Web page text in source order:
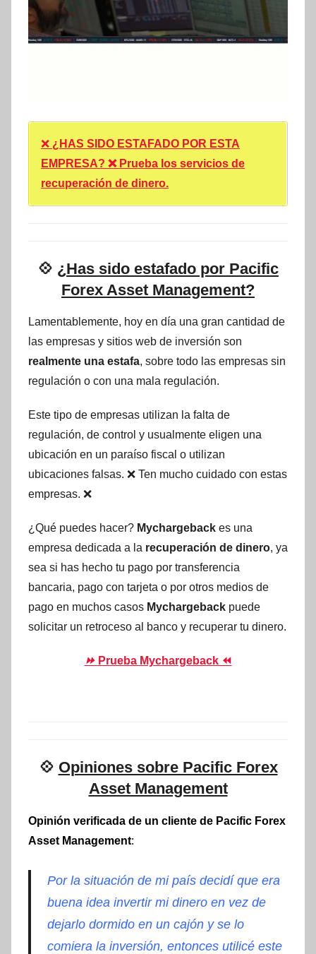
❌ ¿HAS SIDO ESTAFADO POR ESTA
EMPRESA? ❌ Prueba los servicios de
recuperación de dinero.
💠 ¿Has sido estafado por Pacific
Forex Asset Management?
Lamentablemente, hoy en día una gran cantidad de
las empresas y sitios web de inversión son
realmente una estafa, sobre todo las empresas sin
regulación o con una mala regulación.
Este tipo de empresas utilizan la falta de
regulación, de control y usualmente eligen una
ubicación en un paraíso fiscal o utilizan
ubicaciones falsas. ❌ Ten mucho cuidado con estas
empresas. ❌
¿Qué puedes hacer? Mychargeback es una
empresa dedicada a la recuperación de dinero, ya
sea si has hecho tu pago por transferencia
bancaria, pago con tarjeta o por otros medios de
pago en muchos casos Mychargeback puede
solicitar un retroceso al banco y recuperar tu dinero.
⏩ Prueba Mychargeback ⏪
💠 Opiniones sobre Pacific Forex
Asset Management
Opinión verificada de un cliente de Pacific Forex
Asset Management:
Por la situación de mi país decidí que era
buena idea invertir mi dinero en vez de
dejarlo dormido en un cajón y se lo
comiera la inversión, entonces utilicé este